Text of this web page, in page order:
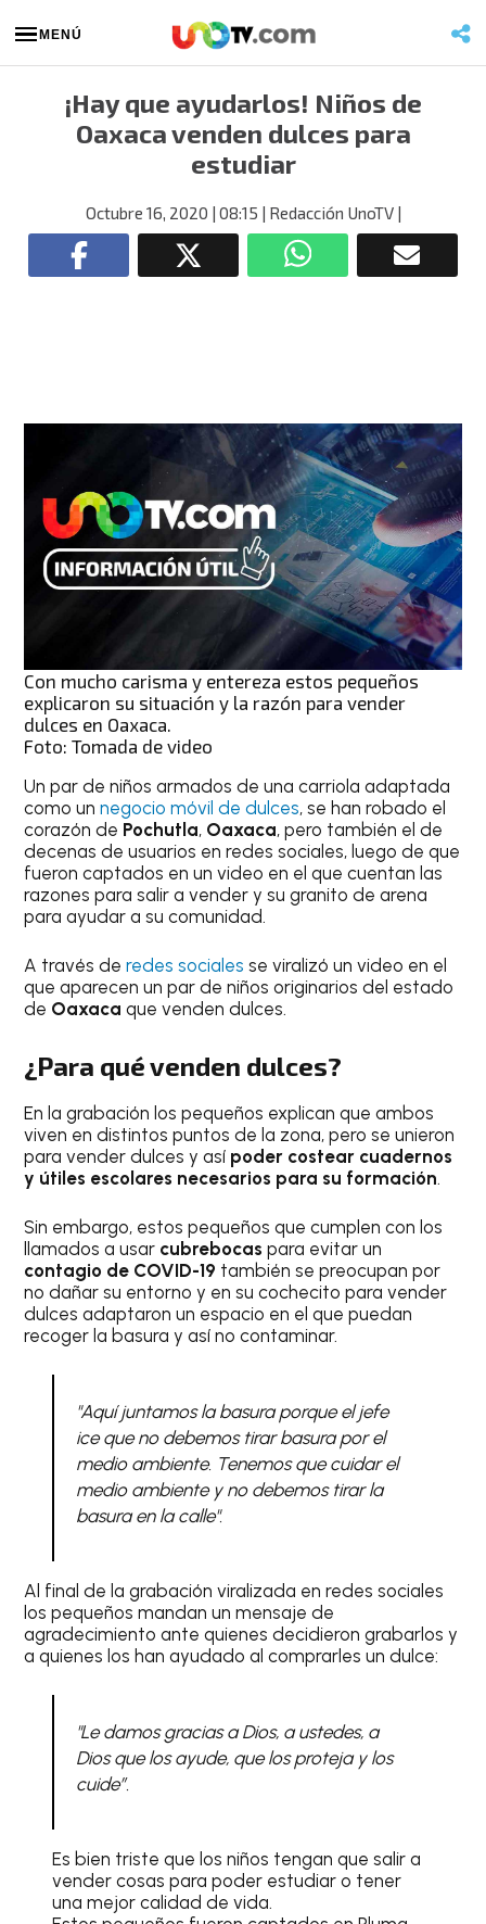
MENÚ
¡Hay que ayudarlos! Niños de
Oaxaca venden dulces para
estudiar
Octubre 16, 2020 | 08:15 | Redacción UnoTV|
Con mucho carisma y entereza estos pequeños
explicaron su situación y la razón para vender
dulces en Oaxaca.
Foto: Tomada de video
Un par de niños armados de una carriola adaptada
como unnegocio móvil de dulces, se han robado el
corazón de Pochutla, Oaxaca, pero también el de
decenas de usuarios en redes sociales, luego de que
fueron captados en un video en el que cuentan las
razones para salir a vender y su granito de arena
para ayudar a su comunidad.
A través deredes sociales se viralizó un video en el
que aparecen un par de niños originarios del estado
de Oaxacaque venden dulces.
¿Para qué venden dulces?
En la grabación los pequeños explican que ambos
viven en distintos puntos de la zona, pero se unieron
para vender dulces y así poder costear cuadernos
y útiles escolares necesarios para su formación.
Sin embargo, estos pequeños que cumplen con los
llamados a usar cubrebocaspara evitar un
contagio de COVID-19 también se preocupan por
no dañar su entorno y en su cochecito para vender
dulces adaptaron un espacio en el que puedan
recoger la basura y así no contaminar.
"Aquí juntamos la basura porque el jefe
ice que no debemos tirar basura por el
medio ambiente. Tenemos que cuidar el
medio ambiente y no debemos tirar la
basura en la calle".
Al final de la grabación viralizada en redes sociales
los pequeños mandan un mensaje de
agradecimiento ante quienes decidieron grabarlos y
a quienes los han ayudado al comprarles un dulce:
"Le damos gracias a Dios, a ustedes, a
Dios que los ayude, que los proteja y los
cuide”.
Es bien triste que los niños tengan que salir a
vender cosas para poder estudiar o tener
una mejor calidad de vida.